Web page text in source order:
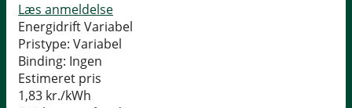
Læs anmeldelse
Energidrift Variabel
Pristype: Variabel
Binding: Ingen
Estimeret pris
1,83 kr./kWh